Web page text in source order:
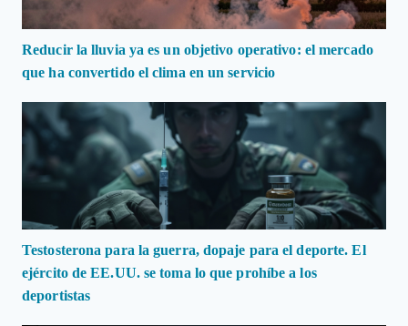
Reducir la lluvia ya es un objetivo operativo: el mercado
que ha convertido el clima en un servicio
Testosterona para la guerra, dopaje para el deporte. El
ejército de EE.UU. se toma lo que prohíbe a los
deportistas